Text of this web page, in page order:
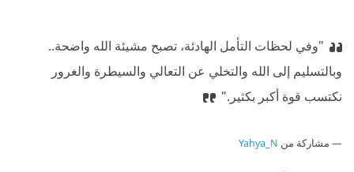
"وفي لحظات التأمل الهادئة، تصبح مشيئة الله واضحة..
وبالتسليم إلى الله والتخلي عن التعالي والسيطرة والغرور
نكتسب قوة أكبر بكثير."
مشاركة من Yahya_N